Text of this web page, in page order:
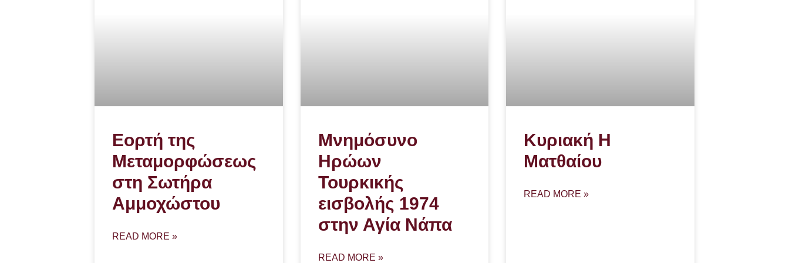
Εορτή της
Μεταμορφώσεως
στη Σωτήρα
Αμμοχώστου
READ MORE »
Μνημόσυνο
Ηρώων
Τουρκικής
εισβολής 1974
στην Αγία Νάπα
READ MORE »
Κυριακή Η
Ματθαίου
READ MORE »